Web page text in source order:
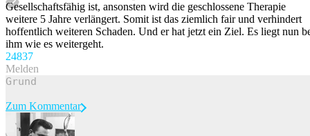
Gesellschaftsfähig ist, ansonsten wird die geschlossene Therapie
weitere 5 Jahre verlängert. Somit ist das ziemlich fair und verhindert
hoffentlich weiteren Schaden. Und er hat jetzt ein Ziel. Es liegt nun
ihm wie es weitergeht.
24837
Melden
Zum Kommentar